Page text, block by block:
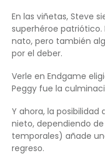
En las viñetas, Steve
superhéroe patriótico.
nato, pero también
por el deber.
Verle en Endgame
Peggy fue la
Y ahora, la posibilidad
nieto, dependiendo
temporales) añade
regreso.